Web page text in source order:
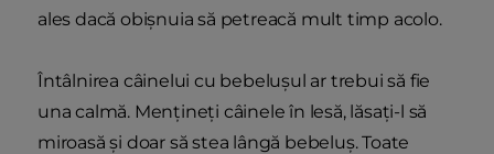
ales dacă obișnuia să petreacă mult timp acolo.
Întâlnirea câinelui cu bebelușul ar trebui să fie
una calmă. Mențineți câinele în lesă, lăsați-l să
miroasă și doar să stea lângă bebeluș. Toate